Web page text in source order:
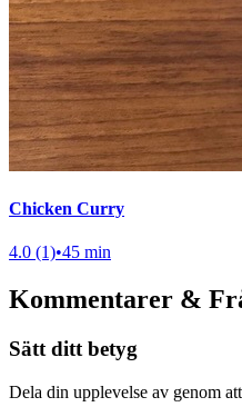
Chicken Curry
4.0 (1)•45 min
Kommentarer &
Sätt ditt betyg
Dela din upplevelse av genom